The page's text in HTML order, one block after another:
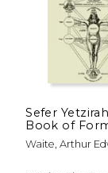
15%
Sefer
Book of
(en Inglés)
Waite, Arthur